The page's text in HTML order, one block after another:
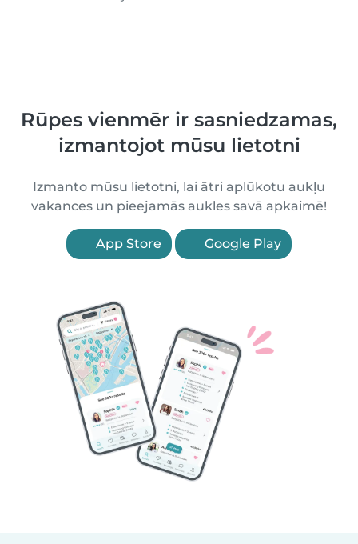
Rūpes vienmēr ir sasniedzamas,
izmantojot mūsu lietotni
Izmanto mūsu lietotni, lai ātri aplūkotu aukļu
vakances un pieejamās aukles savā apkaimē!
App Store Google Play